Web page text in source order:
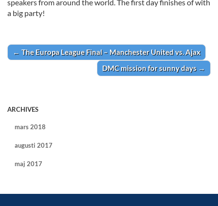
speakers from around the world. The first day finishes of with
a big party!
Post navigation
← The Europa League Final – Manchester United vs. Ajax
DMC mission for sunny days →
ARCHIVES
mars 2018
augusti 2017
maj 2017